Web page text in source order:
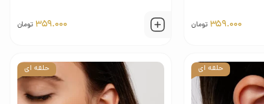
359.000 تومان 359.000 تومان
حلقه ای حلقه ای